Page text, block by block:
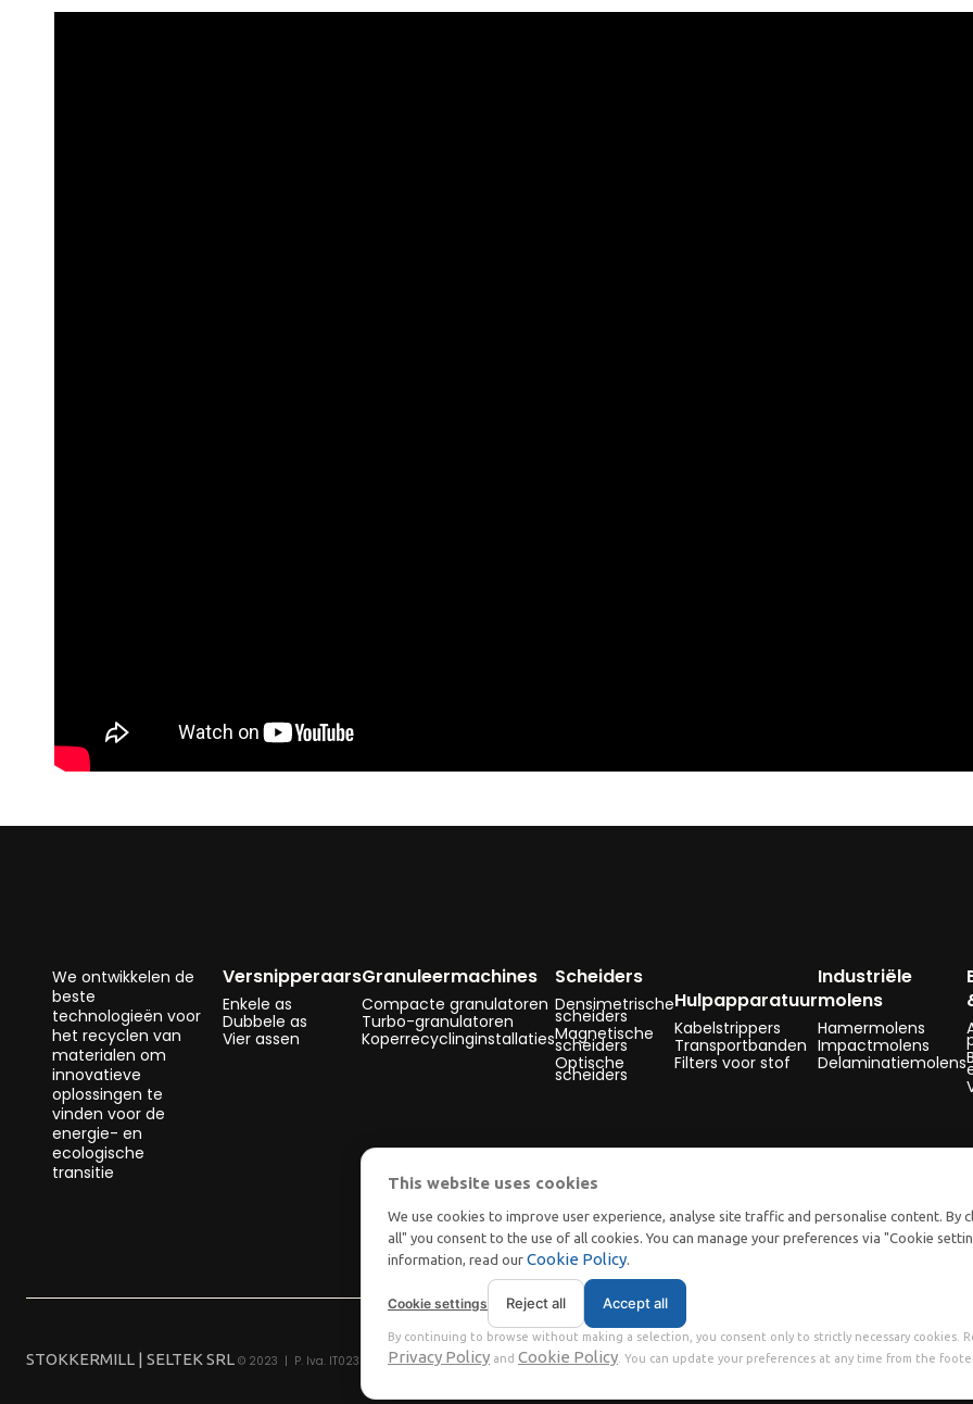
We ontwikkelen de
beste
technologieën voor
het recyclen van
materialen om
innovatieve
oplossingen te
vinden voor de
energie- en
ecologische
transitie
Versnipperaars
Enkele as
Dubbele as
Vier assen
Granuleermachines
Compacte granulatoren
Turbo-granulatoren
Koperrecyclinginstallaties
Scheiders
Densimetrische
scheiders
Magnetische
scheiders
Optische
scheiders
Hulpapparatuur
Kabelstrippers
Transportbanden
Filters voor stof
Industriële
molens
Hamermolens
Impactmolens
Delaminatiemolens
STOKKERMILL | SELTEK SRL © 2023 | P. Iva. IT02360630301 |Privacy|Terms
This website uses cookies
We use cookies to improve user experience, analyse site traffic and personalise content. By
all" you consent to the use of all cookies. You can manage your preferences via "Cookie
information, read our Cookie Policy.
Cookie settings Reject all Accept all
By continuing to browse without making a selection, you consent only to strictly necessary cookies.
Privacy Policy and Cookie Policy . You can update your preferences at any time from the